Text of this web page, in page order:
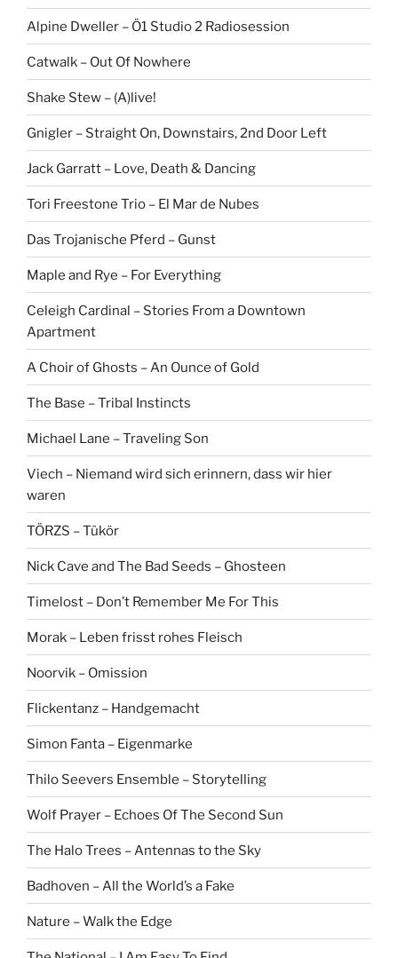
Alpine Dweller – Ö1 Studio 2 Radiosession
Catwalk – Out Of Nowhere
Shake Stew – (A)live!
Gnigler – Straight On, Downstairs, 2nd Door Left
Jack Garratt – Love, Death & Dancing
Tori Freestone Trio – El Mar de Nubes
Das Trojanische Pferd – Gunst
Maple and Rye – For Everything
Celeigh Cardinal – Stories From a Downtown
Apartment
A Choir of Ghosts – An Ounce of Gold
The Base – Tribal Instincts
Michael Lane – Traveling Son
Viech – Niemand wird sich erinnern, dass wir hier
waren
TÖRZS – Tükör
Nick Cave and The Bad Seeds – Ghosteen
Timelost – Don’t Remember Me For This
Morak – Leben frisst rohes Fleisch
Noorvik – Omission
Flickentanz – Handgemacht
Simon Fanta – Eigenmarke
Thilo Seevers Ensemble – Storytelling
Wolf Prayer – Echoes Of The Second Sun
The Halo Trees – Antennas to the Sky
Badhoven – All the World’s a Fake
Nature – Walk the Edge